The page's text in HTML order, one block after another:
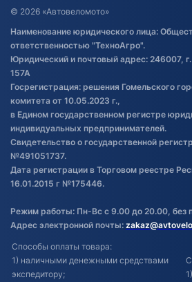
Договор публичной оферты
Обработка файлов cookie
Постановка транспорта на учет
Обновления в ЭПТС 2024
© 2026 «Автовеломото»
Наименование юридического лица:
ответственностью "ТехноАгро".
Юридический и почтовый адрес: 246007,
157А
Госрегистрация: решения Гомельского
комитета от 10.05.2023 г.,
в Едином государственном регистре
индивидуальных предпринимателей.
Свидетельство о государственной
№491051737.
Дата регистрации в Торговом реестре
16.01.2015 г №175446.
Режим работы: Пн-Вс с 9.00 до 20.00, без
Адрес электронной почты:
Способы оплаты товара:
1) наличными денежными средствами
экспедитору;